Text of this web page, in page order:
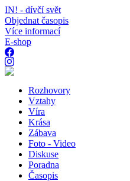
IN! - dívčí svět
Objednat časopis
Více informací
E-shop
Rozhovory
Vztahy
Víra
Krása
Zábava
Foto - Video
Diskuse
Poradna
Časopis